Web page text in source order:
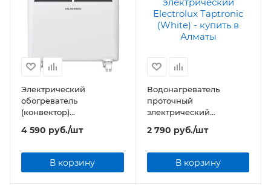
Электрический
обогреватель
(конвектор)
KALASHNIKOV KVCH-
E10M-11 (механическое
4 590 руб./шт
В корзину
Водонагреватель
проточный
электрический
Electrolux Taptronic
(White)
2 790 руб./шт
В корзину